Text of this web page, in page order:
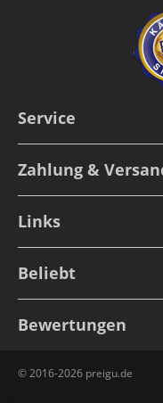
Service
Zahlung &
Links
Beliebt
Bewertungen
© 2016-2026 preigu.de